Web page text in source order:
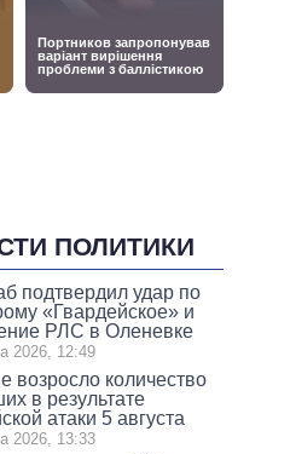
ПОЛИТИКИ
подтвердил удар по
«Гвардейское» и
РЛС в Оленевке
2026, 12:49
возросло количество
в результате
атаки 5 августа
2026, 13:33